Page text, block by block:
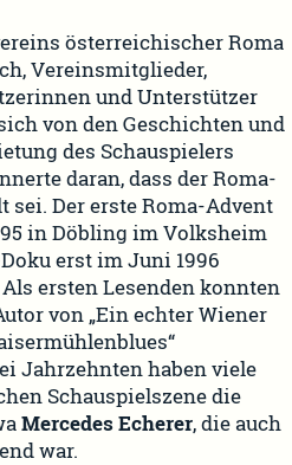
österreichischer Roma
Vereinsmitglieder,
und Unterstützer
von den Geschichten und
des Schauspielers
daran, dass der Roma-
sei. Der erste Roma-Advent
in Döbling im Volksheim
erst im Juni 1996
ersten Lesenden konnten
von „Ein echter Wiener
Jahrzehnten haben viele
Schauspielszene die
Mercedes Echerer, die auch
war.